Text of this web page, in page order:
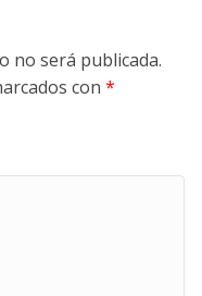
no será publicada.
con *